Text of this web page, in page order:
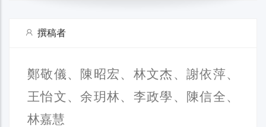
撰稿者
鄭敬儀、陳昭宏、林文杰、謝依萍、
王怡文、余玥林、李政學、陳信全、
林嘉慧